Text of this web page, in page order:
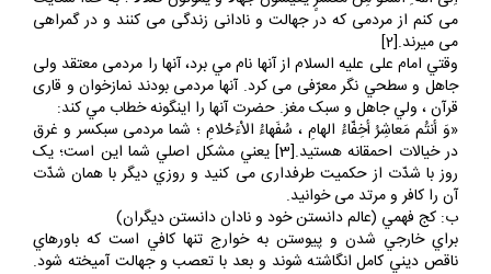
اِلىَ اللّه ِ‏ اَشْکو مِنْ مَعْشَرٍ يعيشونَ جُهّالاً وَ يموتُونَ ضُلاّلاً ؛ به خدا شکايت
مى کنم از مردمى که در جهالت و نادانى زندگى مى‏ کنند و در گمراهى
مى ميرند.[2]
وقتي امام على عليه السلام از آنها نام مي برد، آنها را مردمى معتقد ولى
جاهل و سطحي نگر معرّفى مى کرد. آنها مردمى بودند نمازخوان و قارى
قرآن ، ولي جاهل و سبک مغز. حضرت آنها را اينگونه خطاب مي کند:
«وَ أنتُم مَعاشِرُ أخِفّاءُ الهامِ ، سُفَهاءُ الاْءَحْلامِ ؛ شما مردمى سبكسر و غرق
در خيالات احمقانه هستيد.[3] يعني مشکل اصلي شما اين است؛ يک
روز با شدّت از حکميت طرفدارى مى کنيد و روزي ديگر با همان شدّت
آن‌ را کافر و مرتد مى خوانيد.
ب: کج فهمي (عالم دانستن خود و نادان دانستن ديگران)
براي خارجي شدن و پيوستن به خوارج تنها کافي است که باورهاي